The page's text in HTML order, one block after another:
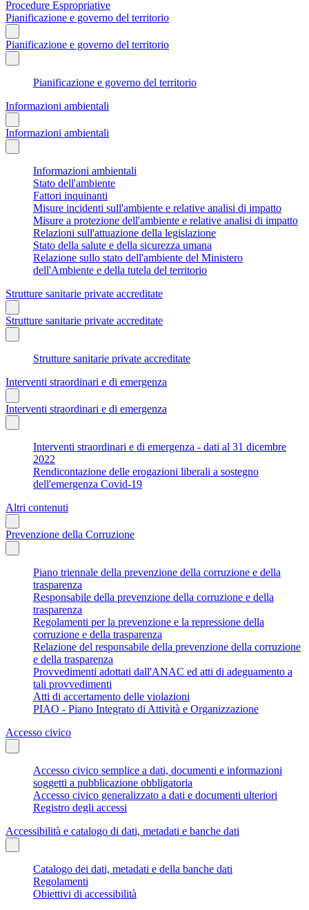
Procedure Espropriative
Pianificazione e governo del territorio
Pianificazione e governo del territorio
Pianificazione e governo del territorio
Informazioni ambientali
Informazioni ambientali
Informazioni ambientali
Stato dell'ambiente
Fattori inquinanti
Misure incidenti sull'ambiente e relative analisi di impatto
Misure a protezione dell'ambiente e relative analisi di impatto
Relazioni sull'attuazione della legislazione
Stato della salute e della sicurezza umana
Relazione sullo stato dell'ambiente del Ministero
dell'Ambiente e della tutela del territorio
Strutture sanitarie private accreditate
Strutture sanitarie private accreditate
Strutture sanitarie private accreditate
Interventi straordinari e di emergenza
Interventi straordinari e di emergenza
Interventi straordinari e di emergenza - dati al 31 dicembre
2022
Rendicontazione delle erogazioni liberali a sostegno
dell'emergenza Covid-19
Altri contenuti
Prevenzione della Corruzione
Piano triennale della prevenzione della corruzione e della
trasparenza
Responsabile della prevenzione della corruzione e della
trasparenza
Regolamenti per la prevenzione e la repressione della
corruzione e della trasparenza
Relazione del responsabile della prevenzione della corruzione
e della trasparenza
Provvedimenti adottati dall'ANAC ed atti di adeguamento a
tali provvedimenti
Atti di accertamento delle violazioni
PIAO - Piano Integrato di Attività e Organizzazione
Accesso civico
Accesso civico semplice a dati, documenti e informazioni
soggetti a pubblicazione obbligatoria
Accesso civico generalizzato a dati e documenti ulteriori
Registro degli accessi
Accessibilità e catalogo di dati, metadati e banche dati
Catalogo dei dati, metadati e della banche dati
Regolamenti
Obiettivi di accessibilità